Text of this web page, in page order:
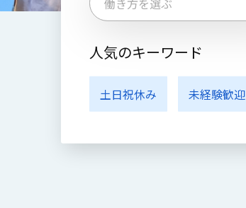
人気のキーワード
土日祝休み 未経験歓迎